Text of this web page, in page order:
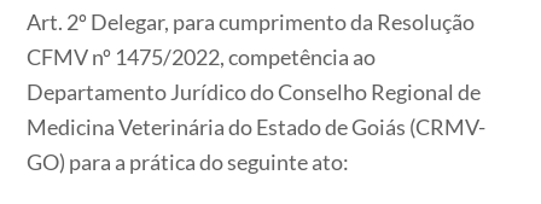
Art. 2º Delegar, para cumprimento da Resolução
CFMV nº 1475/2022, competência ao
Departamento Jurídico do Conselho Regional de
Medicina Veterinária do Estado de Goiás (CRMV-
GO) para a prática do seguinte ato: